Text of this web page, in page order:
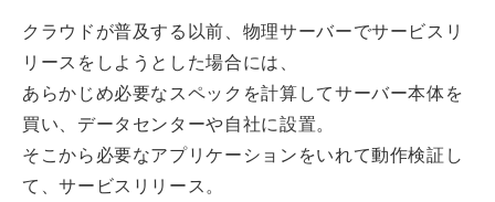
クラウドが普及する以前、物理サーバーでサービスリ
リースをしようとした場合には、
あらかじめ必要なスペックを計算してサーバー本体を
買い、データセンターや自社に設置。
そこから必要なアプリケーションをいれて動作検証し
て、サービスリリース。